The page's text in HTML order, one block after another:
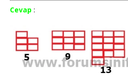
Cevap :